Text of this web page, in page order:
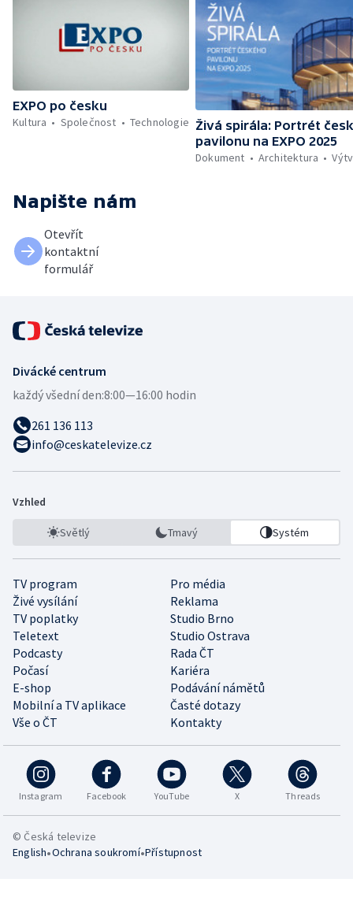
EXPO po česku
Kultura
Společnost Technologie Živá spirála: Portrét
pavilonu na EXPO 2025
Dokument
Architektura
Napište nám
Otevřít
kontaktní
formulář
Divácké centrum
každý všední den:8:00—16:00 hodin
261 136 113
info@ceskatelevize.cz
Vzhled
Světlý Tmavý Systém
TV program
Pro média
Živé vysílání
Reklama
TV poplatky
Studio Brno
Teletext
Studio Ostrava
Podcasty
Rada ČT
Počasí
Kariéra
E-shop
Podávání námětů
Mobilní a TV aplikace
Časté dotazy
Vše o ČT
Kontakty
Instagram Facebook YouTube X Threads
© Česká televize
English•Ochrana soukromí•Přístupnost